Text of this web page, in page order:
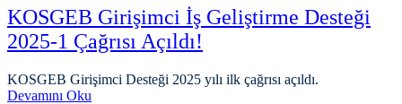
KOSGEB Girişimci İş Geliştirme Desteği
2025-1 Çağrısı Açıldı!
KOSGEB Girişimci Desteği 2025 yılı ilk çağrısı açıldı.
Devamını Oku